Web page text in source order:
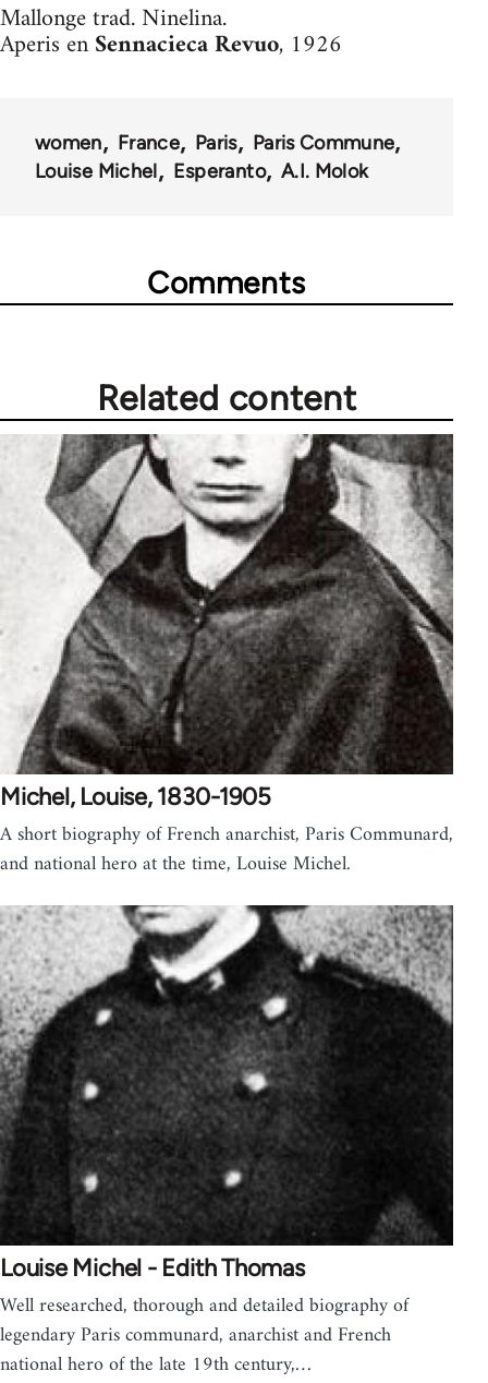
Mallonge trad. Ninelina.
Aperis enSennacieca Revuo, 1926
women France Paris
Paris Commune
Louise Michel
Esperanto A.I. Molok
Comments
Related content
Michel, Louise, 1830-1905
A short biography of French anarchist, Paris Communard,
and national hero at the time, Louise Michel.
Louise Michel - Edith Thomas
Well researched, thorough and detailed biography of
legendary Paris communard, anarchist and French
national hero of the late 19th century,…